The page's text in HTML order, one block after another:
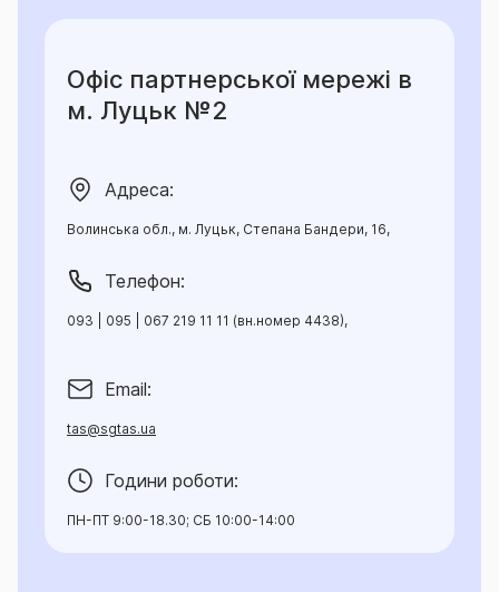
Офіс партнерської мережі в
м. Луцьк №2
Адреса:
Волинська обл., м. Луцьк, Степана Бандери, 16,
Телефон:
093 | 095 | 067 219 11 11 (вн.номер 4438),
Email:
tas@sgtas.ua
Години роботи:
ПН-ПТ 9:00-18.30; СБ 10:00-14:00